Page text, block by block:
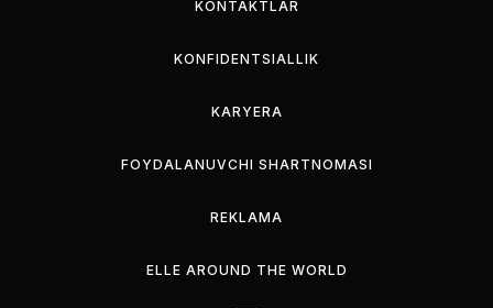
KONTAKTLAR
KONFIDENTSIALLIK
KARYERA
FOYDALANUVCHI SHARTNOMASI
REKLAMA
ELLE AROUND THE WORLD